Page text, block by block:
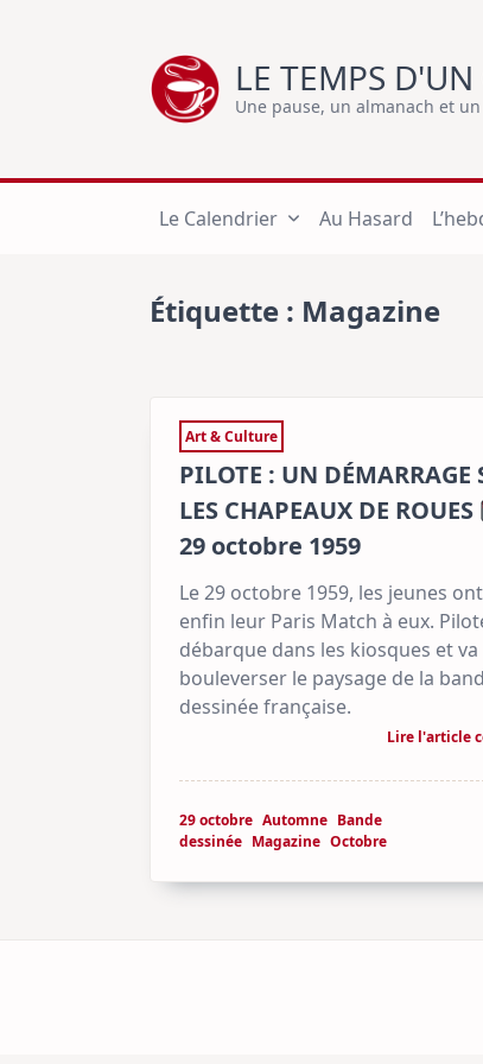
LE TEMPS D'UN
Une pause, un almanach et
Le Calendrier Au Hasard
Étiquette : Magazine
Art & Culture
PILOTE : UN DÉMARRAGE
LES CHAPEAUX DE ROUES
29 octobre 1959
Le 29 octobre 1959, les jeunes ont
enfin leur Paris Match à eux.
débarque dans les kiosques et va
bouleverser le paysage de la
dessinée française.
Lire l'article
29 octobre Automne Bande
dessinée Magazine Octobre